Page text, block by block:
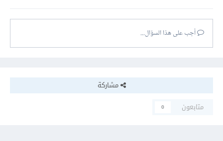
أجب على هذا السؤال...
مشاركة
متابعون
0